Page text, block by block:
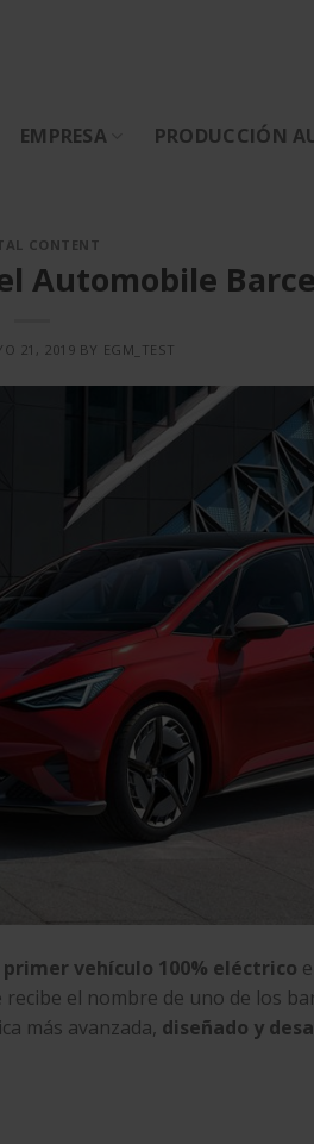
EMPRESA PRODUCCIÓN
CONTENT
Automobile
21, 2019 BY EGM_TEST
primer vehículo 100% eléctrico
recibe el nombre de uno de los
más avanzada, diseñado y